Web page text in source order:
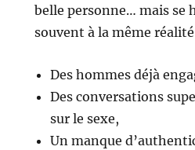
belle personne… mais se
souvent à la même
Des hommes déjà
Des conversations
sur le sexe,
Un manque